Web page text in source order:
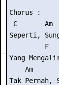
Chorus :
C       Am
Seperti,
F
Yang
Am
Tak Pernah,